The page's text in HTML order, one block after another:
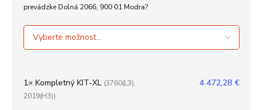
prevádzke Dolná 2066, 900 01 Modra?
1× Kompletný KIT-XL (3760(L3),
2019(H3))
4 472,28 €